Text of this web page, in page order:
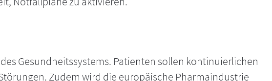
Gesundheitssystems. Patienten sollen kontinuierlichen
Zudem wird die europäische Pharmaindustrie